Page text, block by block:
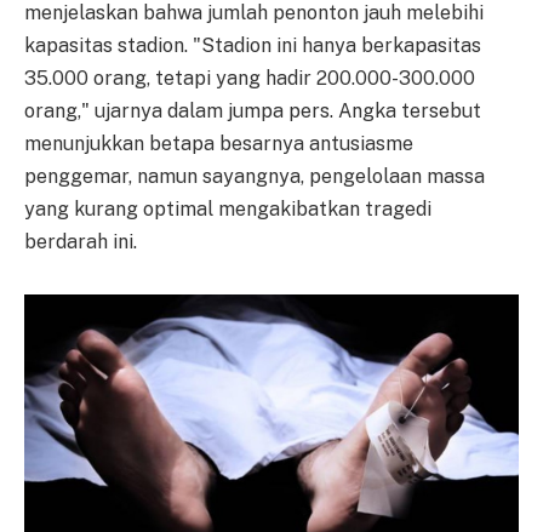
menjelaskan bahwa jumlah penonton jauh melebihi
kapasitas stadion. "Stadion ini hanya berkapasitas
35.000 orang, tetapi yang hadir 200.000-300.000
orang," ujarnya dalam jumpa pers. Angka tersebut
menunjukkan betapa besarnya antusiasme
penggemar, namun sayangnya, pengelolaan massa
yang kurang optimal mengakibatkan tragedi
berdarah ini.